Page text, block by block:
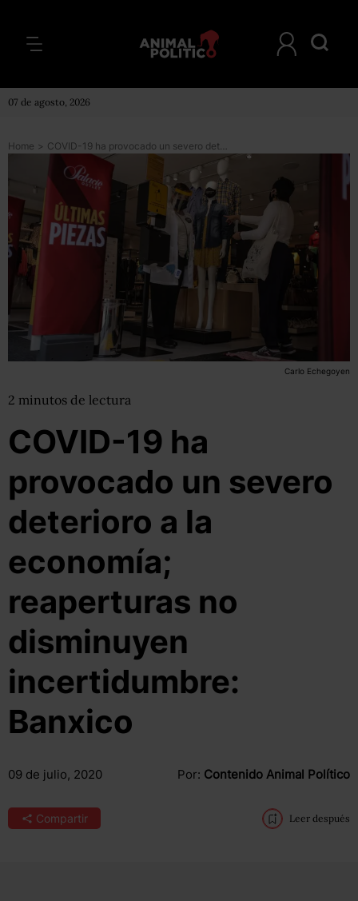
07 de agosto, 2026
Home > COVID-19 ha provocado un severo deterioro a la economía; reaperturas no disminuyen incertidumbre: Banxico
Carlo Echegoyen
2 minutos de lectura
COVID-19 ha
provocado un severo
deterioro a la
economía;
reaperturas no
disminuyen
incertidumbre:
Banxico
09 de julio, 2020 Por: Contenido Animal Político
Compartir Leer después